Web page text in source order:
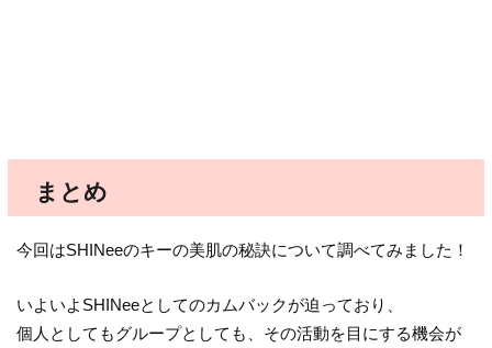
まとめ
今回はSHINeeのキーの美肌の秘訣について調べてみました！
いよいよSHINeeとしてのカムバックが迫っており、
個人としてもグループとしても、その活動を目にする機会が